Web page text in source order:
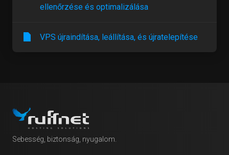
ellenőrzése és optimalizálása
VPS újraindítása, leállítása, és újratelepítése
Sebesség, biztonság, nyugalom.